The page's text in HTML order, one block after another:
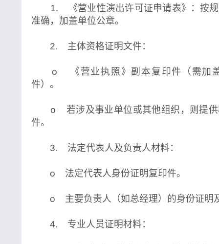
1. 《营业性演出许可证申请表》：按规
准确，加盖单位公章。
2. 主体资格证明文件：
o 《营业执照》副本复印件（需加盖
件）。
o 若涉及事业单位或其他组织，则提供
件。
3. 法定代表人及负责人材料：
o 法定代表人身份证明复印件。
o 主要负责人（如总经理）的身份证明
4. 专业人员证明材料：